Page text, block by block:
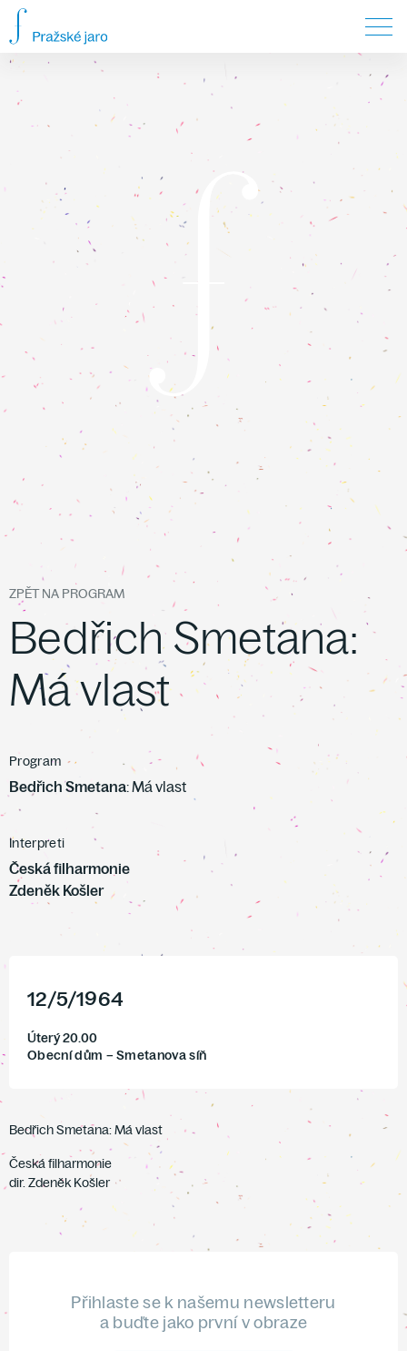
ZPĚT NA PROGRAM
Bedřich Smetana:
Má vlast
Program
Bedřich Smetana: Má vlast
Interpreti
Česká filharmonie
Zdeněk Košler
12/5/1964
Úterý 20.00
Obecní dům – Smetanova síň
Bedřich Smetana: Má vlast
Česká filharmonie
dir. Zdeněk Košler
Přihlaste se k našemu newsletteru
a buďte jako první v obraze